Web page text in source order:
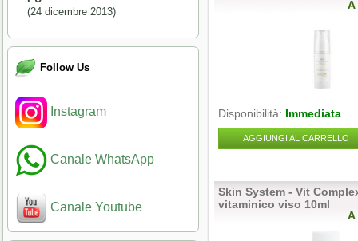
(24 dicembre 2013)
Follow Us
Instagram
Canale WhatsApp
Canale Youtube
A
Disponibilità: Immediata
AGGIUNGI AL CARRELLO
Skin System - Vit
vitaminico viso 10ml
A